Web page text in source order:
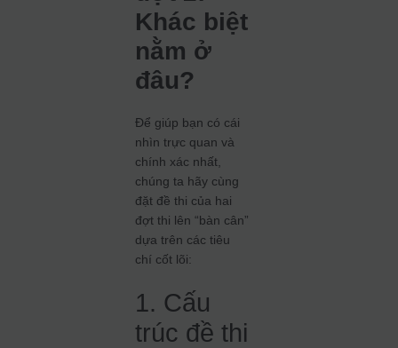
Khác biệt
nằm ở
đâu?
Để giúp bạn có cái
nhìn trực quan và
chính xác nhất,
chúng ta hãy cùng
đặt đề thi của hai
đợt thi lên “bàn cân”
dựa trên các tiêu
chí cốt lõi:
1. Cấu
trúc đề thi